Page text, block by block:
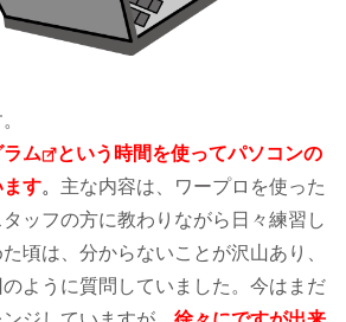
ム
という時間を使ってパソコンの
す。 主な内容は、ワープロを使った
ッフの方に教わりながら日々練習し
頃は、分からないことが沢山あり、
ように質問していました。今はまだ